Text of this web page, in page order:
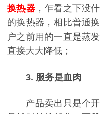
换热器，乍看之下没
的换热器，相比普通
户之前用的一直是蒸
直接大大降低；
3. 服务是血肉
产品卖出只是个